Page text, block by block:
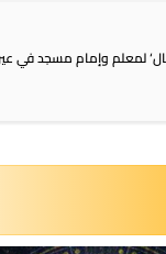
لمعلم وإمام مسجد في عين